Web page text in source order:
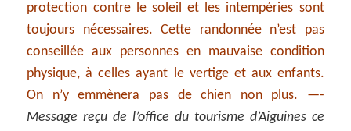
protection contre le soleil et les intempéries sont
toujours nécessaires. Cette randonnée n’est pas
conseillée aux personnes en mauvaise condition
physique, à celles ayant le vertige et aux enfants.
On n’y emmènera pas de chien non plus. —-
Message reçu de l’office du tourisme d’Aiguines ce